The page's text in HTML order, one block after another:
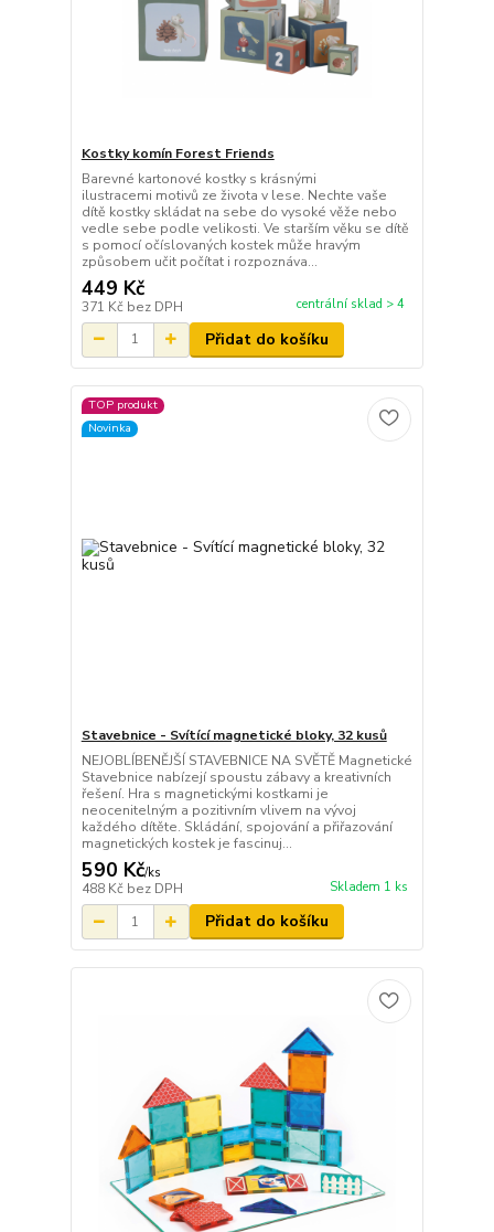
Kostky komín Forest Friends
Barevné kartonové kostky s krásnými
ilustracemi motivů ze života v lese. Nechte vaše
dítě kostky skládat na sebe do vysoké věže nebo
vedle sebe podle velikosti. Ve starším věku se dítě
s pomocí očíslovaných kostek může hravým
způsobem učit počítat i rozpoznáva...
449 Kč
371 Kč bez DPH centrální sklad > 4
Přidat do košíku
TOP produkt
Novinka
Stavebnice - Svítící magnetické bloky, 32 kusů
NEJOBLÍBENĚJŠÍ STAVEBNICE NA SVĚTĚ Magnetické
Stavebnice nabízejí spoustu zábavy a kreativních
řešení. Hra s magnetickými kostkami je
neocenitelným a pozitivním vlivem na vývoj
každého dítěte. Skládání, spojování a přiřazování
magnetických kostek je fascinuj...
590 Kč/ks
488 Kč bez DPH Skladem 1 ks
Přidat do košíku